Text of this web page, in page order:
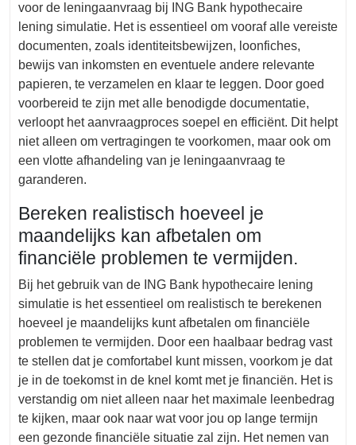
voor de leningaanvraag bij ING Bank hypothecaire
lening simulatie. Het is essentieel om vooraf alle vereiste
documenten, zoals identiteitsbewijzen, loonfiches,
bewijs van inkomsten en eventuele andere relevante
papieren, te verzamelen en klaar te leggen. Door goed
voorbereid te zijn met alle benodigde documentatie,
verloopt het aanvraagproces soepel en efficiënt. Dit helpt
niet alleen om vertragingen te voorkomen, maar ook om
een vlotte afhandeling van je leningaanvraag te
garanderen.
Bereken realistisch hoeveel je
maandelijks kan afbetalen om
financiële problemen te vermijden.
Bij het gebruik van de ING Bank hypothecaire lening
simulatie is het essentieel om realistisch te berekenen
hoeveel je maandelijks kunt afbetalen om financiële
problemen te vermijden. Door een haalbaar bedrag vast
te stellen dat je comfortabel kunt missen, voorkom je dat
je in de toekomst in de knel komt met je financiën. Het is
verstandig om niet alleen naar het maximale leenbedrag
te kijken, maar ook naar wat voor jou op lange termijn
een gezonde financiële situatie zal zijn. Het nemen van